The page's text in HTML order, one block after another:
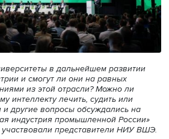
университеты в дальнейшем
и смогут ли они на равных